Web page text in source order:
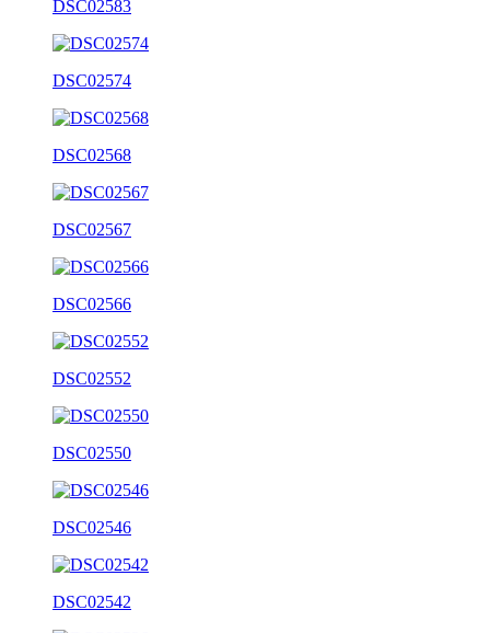
DSC02583
DSC02574
DSC02568
DSC02567
DSC02566
DSC02552
DSC02550
DSC02546
DSC02542